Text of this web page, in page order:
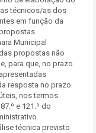
técnicos/as dos
em função da
Municipal
propostas não
para que, no prazo
resposta no prazo
nos termos
e 121.º do
técnica previsto